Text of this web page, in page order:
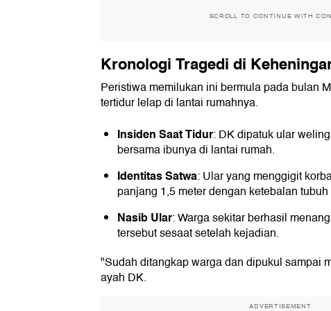
SCROLL TO CONTINUE WITH
Kronologi Tragedi di
Peristiwa memilukan ini bermula pada bulan
tertidur lelap di lantai rumahnya.
Insiden Saat Tidur: DK dipatuk ular
bersama ibunya di lantai rumah.
Identitas Satwa: Ular yang menggigit
panjang 1,5 meter dengan ketebalan
Nasib Ular: Warga sekitar berhasil
tersebut sesaat setelah kejadian.
"Sudah ditangkap warga dan dipukul sampai
ayah DK.
ADVERTISEMENT